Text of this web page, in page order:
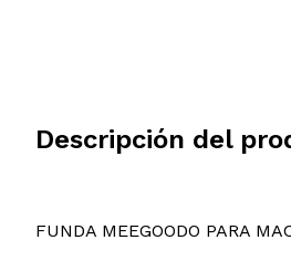
Descripción del
FUNDA MEEGOODO PARA